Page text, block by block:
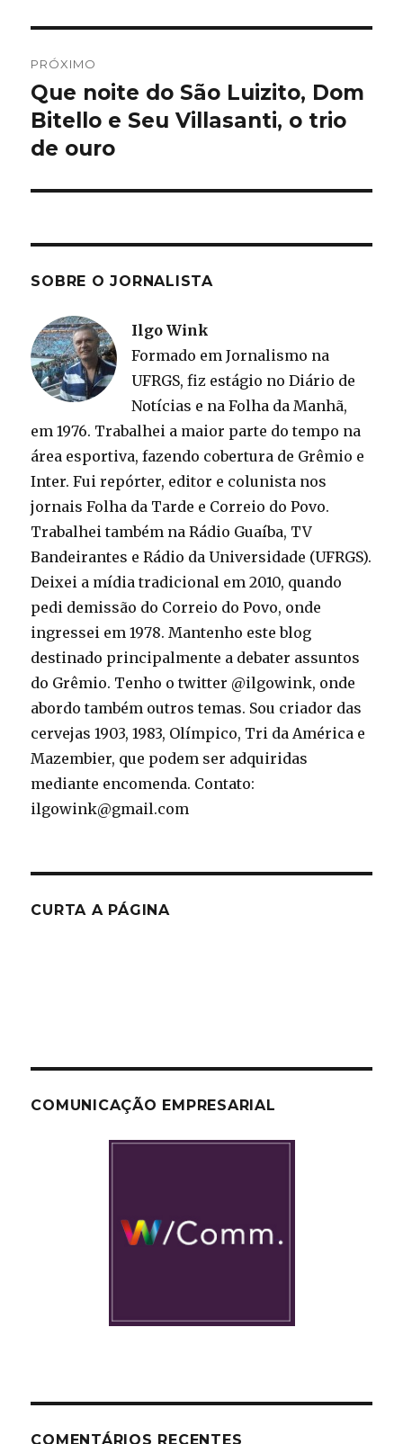
PRÓXIMO
Próximo
post:
Que noite do São Luizito, Dom
Bitello e Seu Villasanti, o trio
de ouro
SOBRE O JORNALISTA
Ilgo Wink
Formado em Jornalismo na
UFRGS, fiz estágio no Diário de
Notícias e na Folha da Manhã,
em 1976. Trabalhei a maior parte do tempo na
área esportiva, fazendo cobertura de Grêmio e
Inter. Fui repórter, editor e colunista nos
jornais Folha da Tarde e Correio do Povo.
Trabalhei também na Rádio Guaíba, TV
Bandeirantes e Rádio da Universidade (UFRGS).
Deixei a mídia tradicional em 2010, quando
pedi demissão do Correio do Povo, onde
ingressei em 1978. Mantenho este blog
destinado principalmente a debater assuntos
do Grêmio. Tenho o twitter @ilgowink, onde
abordo também outros temas. Sou criador das
cervejas 1903, 1983, Olímpico, Tri da América e
Mazembier, que podem ser adquiridas
mediante encomenda. Contato:
ilgowink@gmail.com
CURTA A PÁGINA
COMUNICAÇÃO EMPRESARIAL
COMENTÁRIOS RECENTES